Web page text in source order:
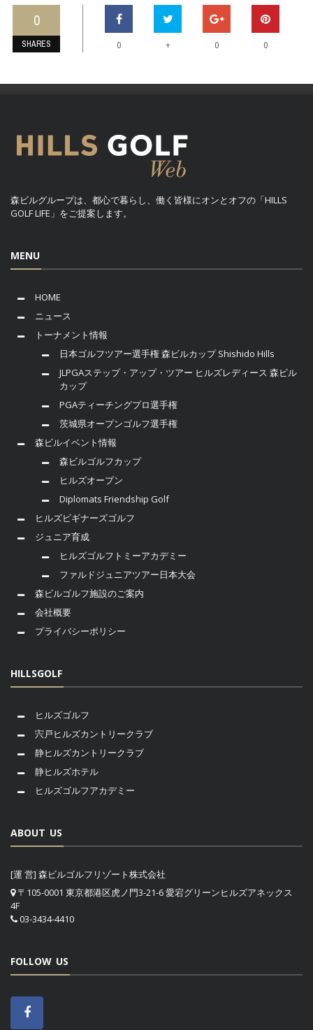
0
SHARES 0 + 0 0
森ビルグループは、都心で暮らし、働く皆様にオンとオフの「HILLS
GOLF LIFE」をご提案します。
MENU
HOME
ニュース
トーナメント情報
日本ゴルフツアー選手権 森ビルカップ Shishido Hills
JLPGAステップ・アップ・ツアー ヒルズレディース 森ビル
カップ
PGAティーチングプロ選手権
茨城県オープンゴルフ選手権
森ビルイベント情報
森ビルゴルフカップ
ヒルズオープン
Diplomats Friendship Golf
ヒルズビギナーズゴルフ
ジュニア育成
ヒルズゴルフトミーアカデミー
ファルドジュニアツアー日本大会
森ビルゴルフ施設のご案内
会社概要
プライバシーポリシー
HILLSGOLF
ヒルズゴルフ
宍戸ヒルズカントリークラブ
静ヒルズカントリークラブ
静ヒルズホテル
ヒルズゴルフアカデミー
ABOUT US
[運 営] 森ビルゴルフリゾート株式会社
〒105-0001 東京都港区虎ノ門3-21-6 愛宕グリーンヒルズアネックス
4F
03-3434-4410
FOLLOW US